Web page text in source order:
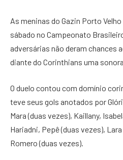
As meninas do Gazin Porto
sábado no Campeonato
adversárias não deram chances
diante do Corinthians uma sonora
O duelo contou com domínio
teve seus gols anotados por
Mara (duas vezes), Kaillany,
Hariadni, Pepê (duas vezes),
Romero (duas vezes).